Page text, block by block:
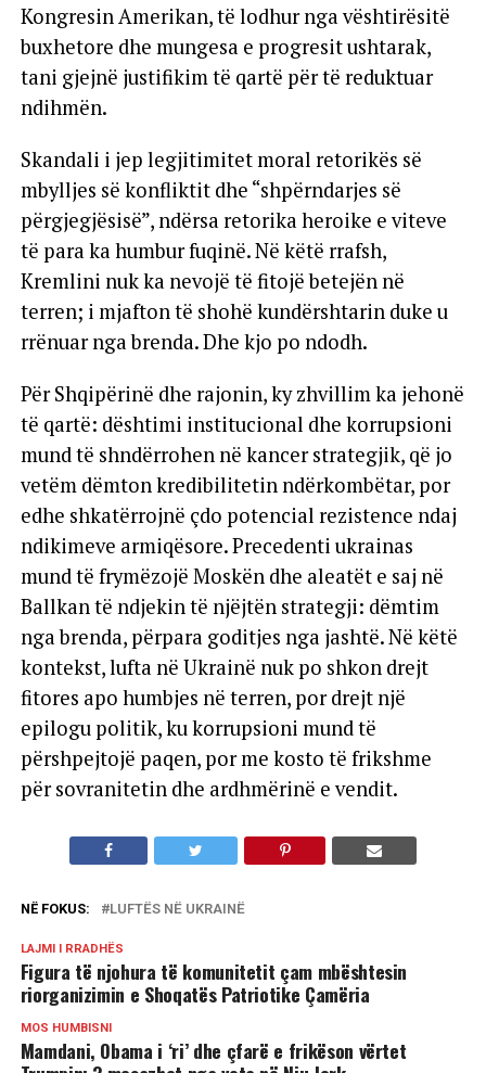
Kongresin Amerikan, të lodhur nga vështirësitë
buxhetore dhe mungesa e progresit ushtarak,
tani gjejnë justifikim të qartë për të reduktuar
ndihmën.
Skandali i jep legjitimitet moral retorikës së
mbylljes së konfliktit dhe “shpërndarjes së
përgjegjësisë”, ndërsa retorika heroike e viteve
të para ka humbur fuqinë. Në këtë rrafsh,
Kremlini nuk ka nevojë të fitojë betejën në
terren; i mjafton të shohë kundërshtarin duke u
rrënuar nga brenda. Dhe kjo po ndodh.
Për Shqipërinë dhe rajonin, ky zhvillim ka jehonë
të qartë: dështimi institucional dhe korrupsioni
mund të shndërrohen në kancer strategjik, që jo
vetëm dëmton kredibilitetin ndërkombëtar, por
edhe shkatërrojnë çdo potencial rezistence ndaj
ndikimeve armiqësore. Precedenti ukrainas
mund të frymëzojë Moskën dhe aleatët e saj në
Ballkan të ndjekin të njëjtën strategji: dëmtim
nga brenda, përpara goditjes nga jashtë. Në këtë
kontekst, lufta në Ukrainë nuk po shkon drejt
fitores apo humbjes në terren, por drejt një
epilogu politik, ku korrupsioni mund të
përshpejtojë paqen, por me kosto të frikshme
për sovranitetin dhe ardhmërinë e vendit.
NË FOKUS: LUFTËS NË UKRAINË
LAJMI I RRADHËS
Figura të njohura të komunitetit çam mbështesin
riorganizimin e Shoqatës Patriotike Çamëria
MOS HUMBISNI
Mamdani, Obama i ‘ri’ dhe çfarë e frikëson vërtet